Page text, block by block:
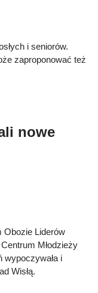
i seniorów.
zaproponować też
nowe
Obozie Liderów
Młodzieży
wypoczywała i
Wisłą.